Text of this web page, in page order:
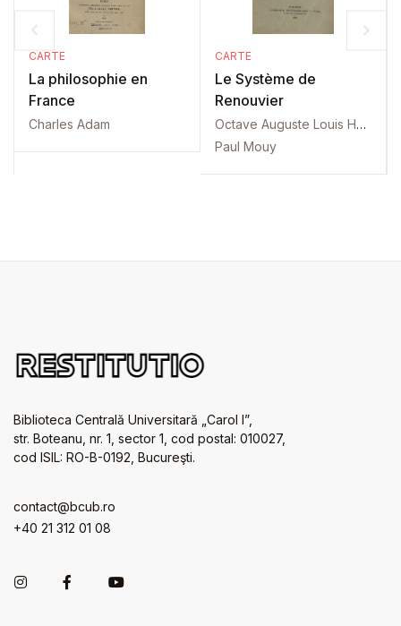
CARTE
La philosophie en
France
Charles Adam
CARTE
Le Système de
Renouvier
Octave Auguste Louis Hamelin
Paul Mouy
Biblioteca Centrală Universitară „Carol I”,
str. Boteanu, nr. 1, sector 1, cod postal: 010027,
cod ISIL: RO-B-0192, Bucureşti.
contact@bcub.ro
+40 21 312 01 08